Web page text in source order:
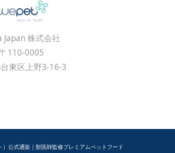
Japan 株式会社
〒110-0005
東区上野3-16-3
公式通販｜獣医師監修プレミアムペットフード